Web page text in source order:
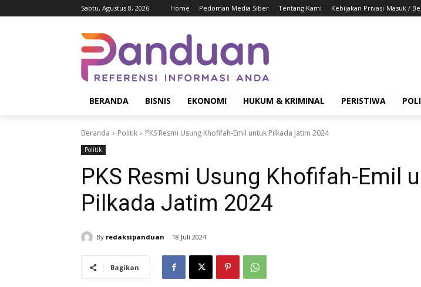
Sabtu, Agustus 8, 2026 Home Pedoman Media Siber Tentang Kami Kebijakan Privasi Masuk /
BERANDA BISNIS EKONOMI HUKUM & KRIMINAL PERISTIWA
Beranda Politik PKS Resmi Usung Khofifah-Emil untuk Pilkada Jatim 2024
Politik
PKS Resmi Usung Khofifah-Emil
Pilkada Jatim 2024
By redaksipanduan 18 Juli 2024
Bagikan